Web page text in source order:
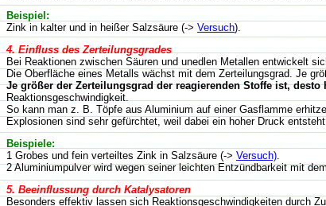
Beispiel:
Zink in kalter und in heißer Salzsäure (-> Versuch).
4. Einfluss des Zerteilungsgrades
Bei Reaktionen zwischen Säuren und unedlen Metallen entwickelt
Die Oberfläche eines Metalls wächst mit dem Zerteilungsgrad. Je
Je größer der Zerteilungsgrad der reagierenden Stoffe ist,
Reaktionsgeschwindigkeit.
So kann man z. B. Töpfe aus Aluminium auf einer Gasflamme
Explosionen sind sehr gefürchtet, weil dabei ein hoher Druck
Beispiele:
1 Grobes und fein verteiltes Zink in Salzsäure (-> Versuch).
2 Aluminiumpulver wird wegen seiner leichten Entzündbarkeit mit
5. Beeinflussung durch Katalysatoren
Besonders effektiv lassen sich Reaktionsgeschwindigkeiten durch